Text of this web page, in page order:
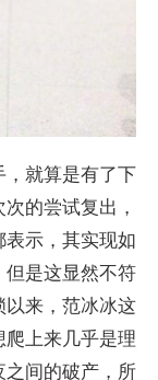
，就算是有了下
的尝试复出，
示，其实现如
但是这显然不符
以来，范冰冰这
上来几乎是理
之间的破产，所